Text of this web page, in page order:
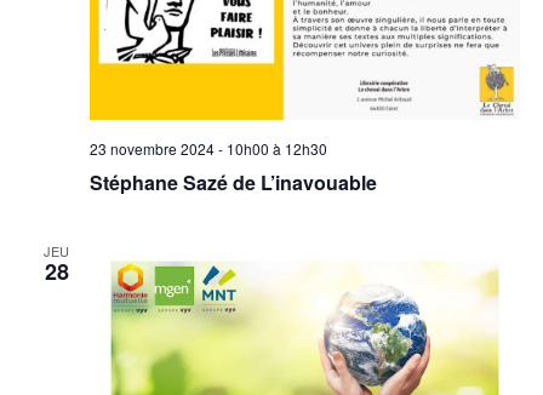
Stéphane Sazé de L’inavouable
23 novembre 2024 - 10h00 à 12h30
JEU
28